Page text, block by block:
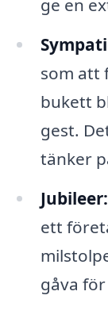
ge en
som att
bukett
gest.
tänker
Jubileer:
ett
gåva